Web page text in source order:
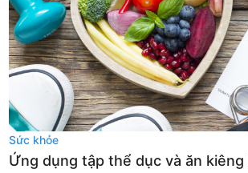
Sức khỏe
Ứng dụng tập thể dục và ăn kiêng